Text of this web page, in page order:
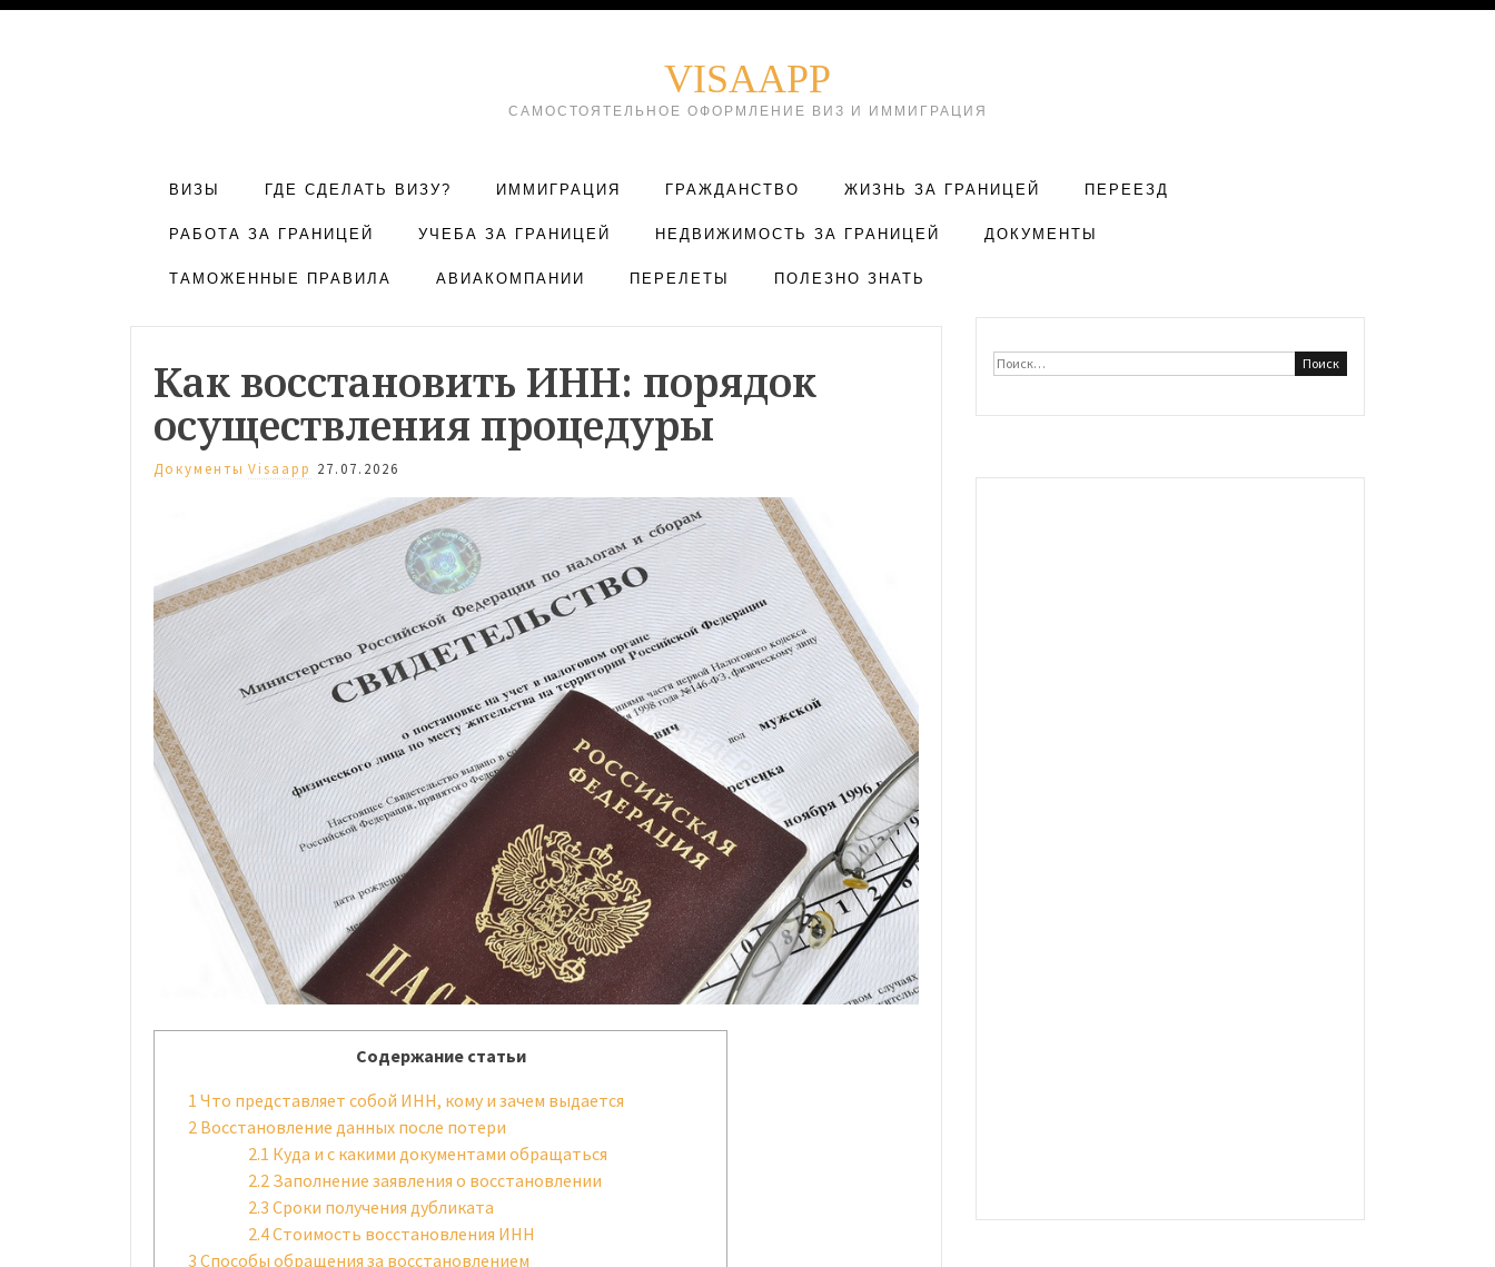
VISAAPP
САМОСТОЯТЕЛЬНОЕ ОФОРМЛЕНИЕ ВИЗ И ИММИГРАЦИЯ
ВИЗЫ ГДЕ СДЕЛАТЬ ВИЗУ? ИММИГРАЦИЯ ГРАЖДАНСТВО ЖИЗНЬ ЗА ГРАНИЦЕЙ ПЕРЕЕЗД
РАБОТА ЗА ГРАНИЦЕЙ УЧЕБА ЗА ГРАНИЦЕЙ НЕДВИЖИМОСТЬ ЗА ГРАНИЦЕЙ ДОКУМЕНТЫ
ТАМОЖЕННЫЕ ПРАВИЛА АВИАКОМПАНИИ ПЕРЕЛЕТЫ ПОЛЕЗНО ЗНАТЬ
Как восстановить ИНН: порядок
осуществления процедуры
Документы Visaapp 27.07.2026
Содержание статьи
1 Что представляет собой ИНН, кому и зачем выдается
2 Восстановление данных после потери
2.1 Куда и с какими документами обращаться
2.2 Заполнение заявления о восстановлении
2.3 Сроки получения дубликата
2.4Стоимость восстановления ИНН
3 Способы обращения за восстановлением
Найти: